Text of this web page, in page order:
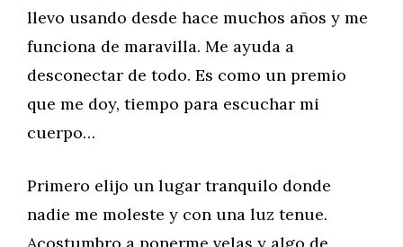
llevo usando desde hace muchos años y me
funciona de maravilla. Me ayuda a
desconectar de todo. Es como un premio
que me doy, tiempo para escuchar mi
cuerpo…
Primero elijo un lugar tranquilo donde
nadie me moleste y con una luz tenue.